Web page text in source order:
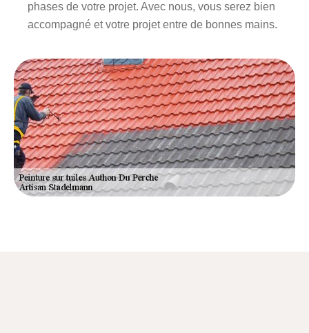
phases de votre projet. Avec nous, vous serez bien
accompagné et votre projet entre de bonnes mains.